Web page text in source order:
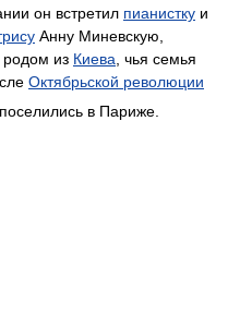
он встретил пианистку и
Анну Миневскую,
из Киева , чья семья
Октябрьской революции
в Париже.